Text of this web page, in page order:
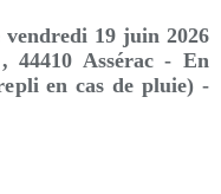
vendredi 19 juin 2026
Assérac - En
en cas de pluie) -